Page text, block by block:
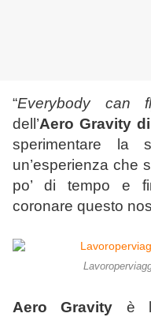
“Everybody can
dell’Aero Gravity
sperimentare la
un’esperienza che
po’ di tempo e
coronare questo
Aero Gravity è